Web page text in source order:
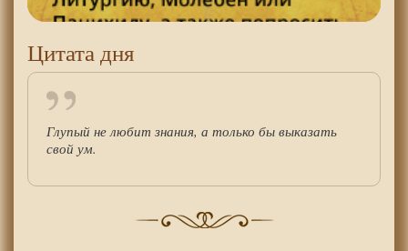
Цитата дня
Глупый не любит знания, а только бы выказать
свой ум.